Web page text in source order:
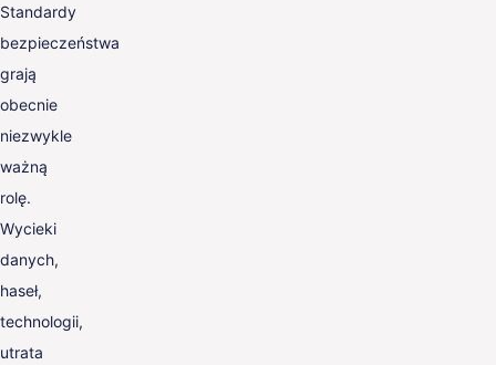
Standardy
bezpieczeństwa
grają
obecnie
niezwykle
ważną
rolę.
Wycieki
danych,
haseł,
technologii,
utrata